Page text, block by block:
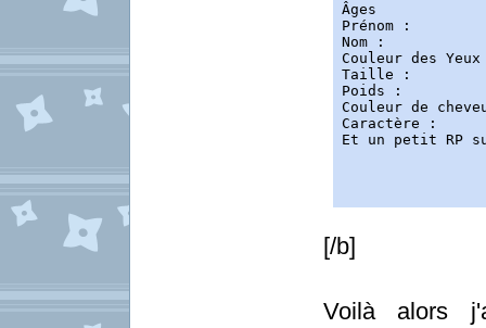
Âges
Prénom :
Nom :
Couleur des
Taille :
Poids :
Couleur de
Caractère :
Et un petit RP
[/b]
Voilà alors